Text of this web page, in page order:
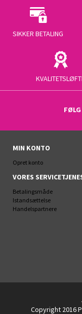
SIKKER BETALING
FØLG
MIN KONTO
Opret konto
VORES
Betalingsmåde
Istandsættelse
Handelspartnere
Copyright 2016